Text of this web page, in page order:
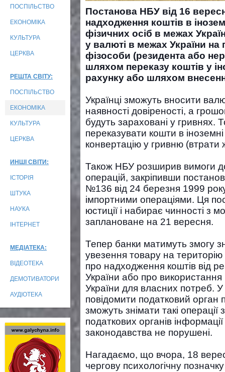
ПОСПІЛЬСТВО
ЕКОНОМІКА
КУЛЬТУРА
ЦЕРКВА
РЕШТА СВІТУ:
ПОСПІЛЬСТВО
ЕКОНОМІКА
КУЛЬТУРА
ЦЕРКВА
ИНШІ СВІТИ:
ІСТОРІЯ
ШТУКА
НАУКА
ІНТЕРНЕТ
МЕДІАТЕКА:
ВІДЕОТЕКА
ДЕМОТИВАТОРИ
АУДІОТЕКА
Постанова НБУ від 16
надходження коштів в
фізичних осіб в межах
у валюті в межах України на
фізособи (резидента або
шляхом переказу коштів у
рахунку або шляхом
Українці зможуть вносити
наявності довіреності, а
будуть зараховані у гривнях.
переказувати кошти в
конвертацію у гривню (втрати
Також НБУ розширив вимоги
операцій, закріпивши
№136 від 24 березня 1999
імпортними операціями. Ця
юстиції і набирає чинності з
заплановане на 21 вересня.
Тепер банки матимуть змогу
увезення товару на територію
про надходження коштів від
України або про
України для власних потреб.
повідомити податковий орган
зможуть знімати такі
податкових органів
законодавства не порушені.
Нагадаємо, що вчора, 18
чергову психологічну